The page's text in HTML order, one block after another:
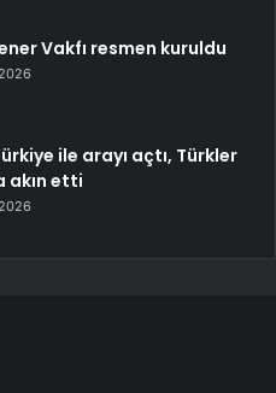
Vakfı resmen kuruldu
ile arayı açtı, Türkler
akın etti